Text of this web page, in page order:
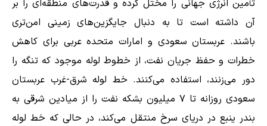
تأمین انرژی جهانی را مختل کرده و قدرت‌های منطقه‌ای را بر
آن داشته است تا به دنبال جایگزین‌های زمینی امن‌تری
باشند. عربستان سعودی و امارات متحده عربی برای کاهش
خطرات و حفظ جریان نفت، از خطوط لوله موجود که تنگه را
دور می‌زنند، استفاده می‌کنند. خط لوله شرق-غرب عربستان
سعودی روزانه تا ۷ میلیون بشکه نفت را از میادین شرقی به
بندر ینبع در دریای سرخ منتقل می‌کند، در حالی که خط لوله